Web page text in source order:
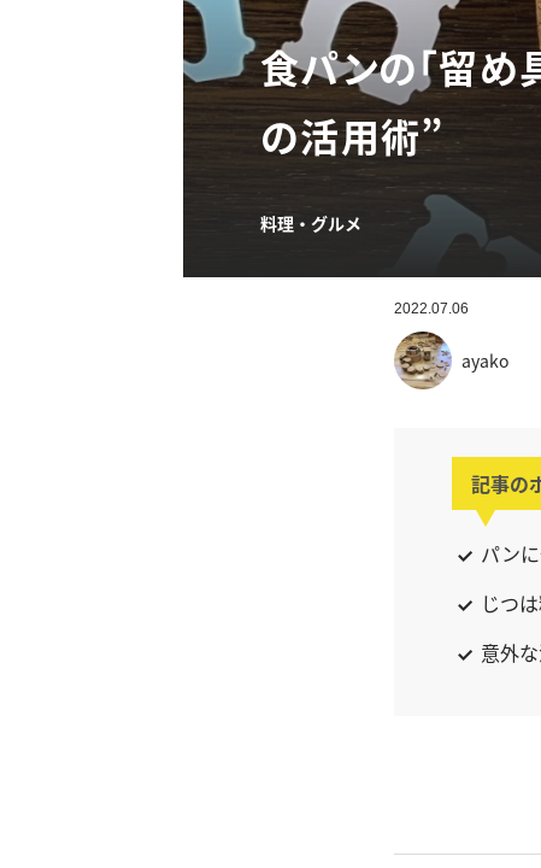
食パンの「留め
の活用術”
料理・グルメ
2022.07.06
ayako
記事の
パン
じつ
意外